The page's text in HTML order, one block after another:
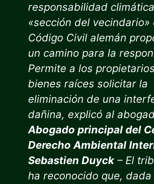
responsabilidad
«sección del vecindario»
Código Civil alemán
un camino para la
Permite a los
bienes raíces solicitar la
eliminación de una
dañina, explicó al
Abogado principal del
Derecho Ambiental
Sebastien Duyck – El
ha reconocido que, dada